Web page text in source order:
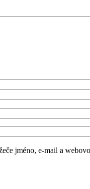
jméno, e-mail a